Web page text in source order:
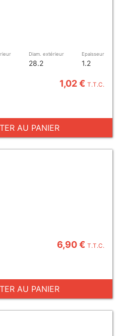
Diam. extérieur
28.2
Epaisseur
1.2
1,02 €T.T.C.
AU PANIER
6,90 €T.T.C.
AU PANIER